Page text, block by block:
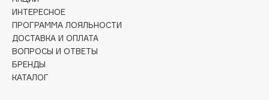
Collagenina
Consly
Corimo
CosRX
ИНТЕРЕСНОЕ
ПРОГРАММА ЛОЯЛЬНОСТИ
ДОСТАВКА И ОПЛАТА
ВОПРОСЫ И ОТВЕТЫ
БРЕНДЫ
КАТАЛОГ